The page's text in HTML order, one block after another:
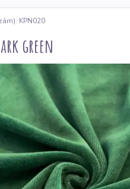
KPN020
green